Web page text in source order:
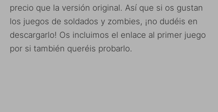
precio que la versión original. Así que si os gustan
los juegos de soldados y zombies, ¡no dudéis en
descargarlo! Os incluimos el enlace al primer juego
por si también queréis probarlo.